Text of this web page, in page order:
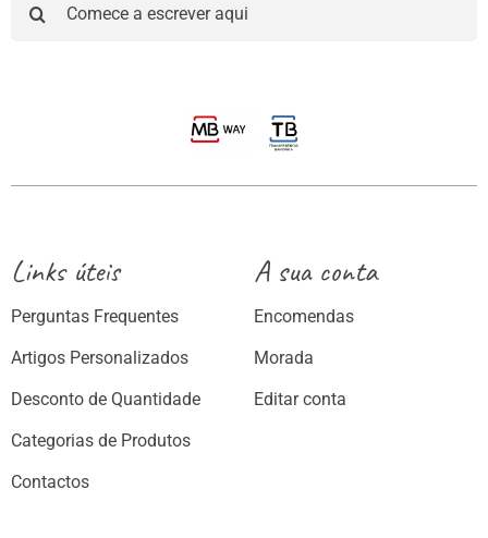
Links úteis
Perguntas Frequentes
Artigos Personalizados
Desconto de Quantidade
Categorias de Produtos
Contactos
A sua conta
Encomendas
Morada
Editar conta